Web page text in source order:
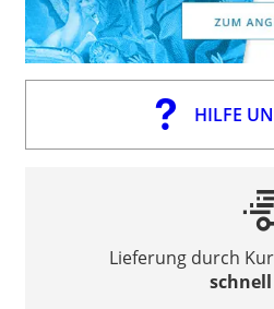
HILFE
Lieferung durch